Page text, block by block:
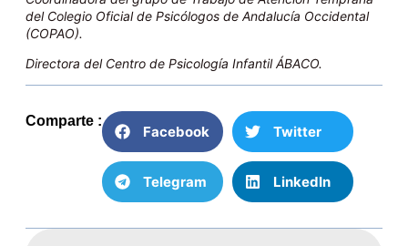
del Colegio Oficial de Psicólogos de Andalucía Occidental
(COPAO).
Directora del Centro de Psicología Infantil ÁBACO.
Comparte :
Facebook Twitter
Telegram LinkedIn